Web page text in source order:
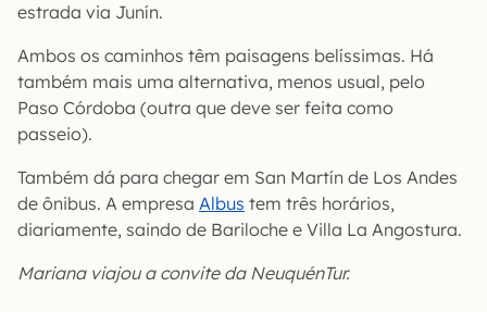
estrada via Junín.
Ambos os caminhos têm paisagens belíssimas. Há
também mais uma alternativa, menos usual, pelo
Paso Córdoba (outra que deve ser feita como
passeio).
Também dá para chegar em San Martín de Los Andes
de ônibus. A empresa Albus tem três horários,
diariamente, saindo de Bariloche e Villa La Angostura.
Mariana viajou a convite da NeuquénTur.